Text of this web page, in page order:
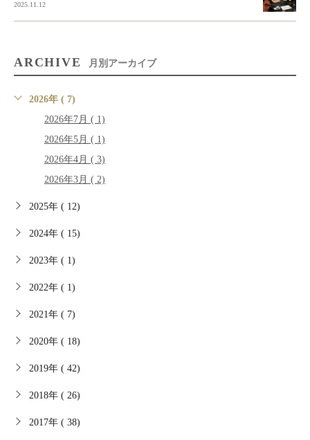
2025.11.12
ARCHIVE 月別アーカイブ
2026年 ( 7)
2026年7月 ( 1)
2026年5月 ( 1)
2026年4月 ( 3)
2026年3月 ( 2)
2025年 ( 12)
2024年 ( 15)
2023年 ( 1)
2022年 ( 1)
2021年 ( 7)
2020年 ( 18)
2019年 ( 42)
2018年 ( 26)
2017年 ( 38)